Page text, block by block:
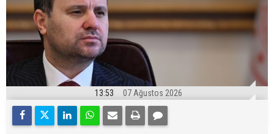
13:53 07 Ağustos 2026